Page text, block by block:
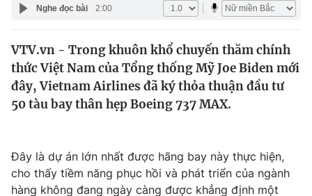
Y tế
Thế giới
Tin tức
Thế giới đó đây
Kinh tế
Thị trường
Góc doanh nghiệp
Truyền hình
Nghe đọc bài 2:00
VTV.vn - Trong khuôn khổ chuyến thăm chính
thức Việt Nam của Tổng thống Mỹ Joe Biden mới
đây, Vietnam Airlines đã ký thỏa thuận đầu tư
50 tàu bay thân hẹp Boeing 737 MAX.
Đây là dự án lớn nhất được hãng bay này thực hiện,
cho thấy tiềm năng phục hồi và phát triển của ngành
hàng không đang ngày càng được khẳng định một